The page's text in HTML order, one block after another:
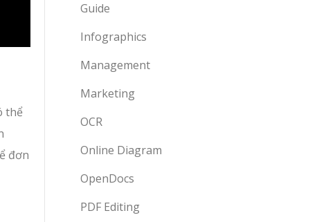
thể
đơn
Guide
Infographics
Management
Marketing
OCR
Online Diagram
OpenDocs
PDF Editing